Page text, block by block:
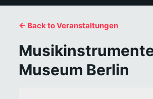
← Back to Veranstaltungen
Museum Berlin